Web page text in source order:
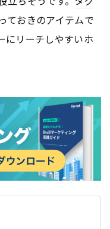
ておきのアイテムで
にリーチしやすいホ